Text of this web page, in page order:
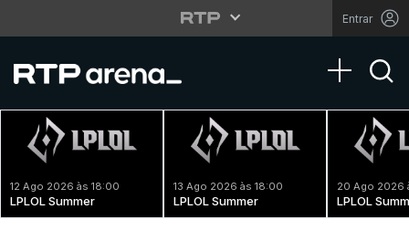
Entrar
Toggle
12 Ago 2026 às 18:00
LPLOL Summer
13 Ago 2026 às 18:00
LPLOL Summer
20 Ago 2026
LPLOL